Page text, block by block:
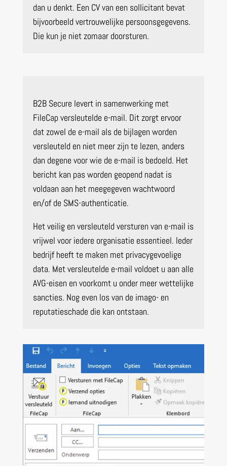
dan u denkt. Een CV van een sollicitant bevat
bijvoorbeeld vertrouwelijke persoonsgegevens.
Die kun je niet zomaar doorsturen.
B2B Secure levert in samenwerking met
FileCap versleutelde e-mail. Dit zorgt ervoor
dat zowel de e-mail als de bijlagen worden
versleuteld en niet meer zijn te lezen, anders
dan degene voor wie de e-mail is bedoeld. Het
bericht kan pas worden geopend nadat is
voldaan aan het meegegeven wachtwoord
en/of de SMS-authenticatie.
Het veilig en versleuteld versturen van e-mail is
vrijwel voor iedere organisatie essentieel. Ieder
bedrijf heeft te maken met privacygevoelige
data. Met versleutelde e-mail voldoet u aan alle
AVG-eisen en voorkomt u onder meer wettelijke
sancties. Nog even los van de imago- en
reputatieschade die kan ontstaan.